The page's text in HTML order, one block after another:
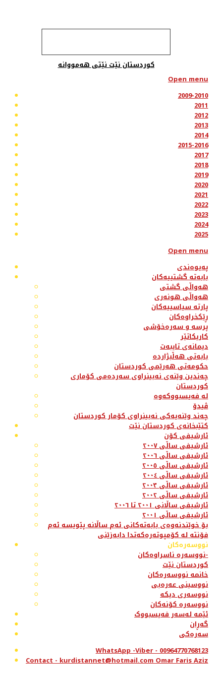
کوردستان نێت نێتی هەمووانە
Open menu
2009-2010
2011
2012
2013
2014
2015-2016
2017
2018
2019
2020
2021
2022
2023
2024
2025
Open menu
پەیوەندی
بابەتە گشتییەکان
هەواڵی گشتی
هەواڵی هونەری
پارتە سیاسییەکان
ڕێکخراوەکان
پرسە و سەرەخۆشی
کاریکاتێر
دیمانەی تایبەت
بابەتی هەڵبژاردە
حکومەتی هەرێمی کوردستان
چەندین وێنەی نەبینراوی سەردەمی کۆماری
کوردستان
لە فەیسبووکەوە
ڤیدۆ
چەند وێنەیەکی نەبینراوی کۆمار کوردستان
کتێبخانەی کوردستان نێت
ئارشیفی کۆن
ئارشیفی ساڵی ٢٠٠٧
ئارشیفی ساڵی ٢٠٠٦
ئارشیفی ساڵی ٢٠٠٥
ئارشیفی ساڵی ٢٠٠٤
ئارشیفی ساڵی ٢٠٠٣
ئارشیفی ساڵی ٢٠٠٢
ئارشیفی ساڵانی ٢٠٠١ تا ٢٠٠٦
ئارشیفی ساڵی ٢٠٠١
بۆ خوێندنەوەی بابەتەکانی ئەم ساڵانە پێویسە ئەم
فۆنتە لە کۆمپوتەرەکەتدا دابەزێنی
نووسەرەکان
نووسەرە ناسراوەکان-
کوردستان نێت
خانمە نووسەرەکان
نووسینی عەرەبی
نووسەری دیکە
نووسەرە کۆنەکان
ئێمە لەسەر فەیسبووک
گەڕان
سەرەکی
WhatsApp -Viber - 00964770768123
Contact - kurdistannet@hotmail.com Omar Faris Aziz